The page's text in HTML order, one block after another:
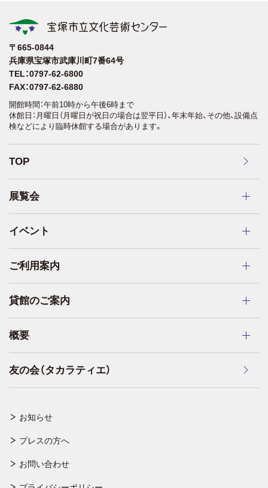
お知らせ
プレスの方へ
お問い合わせ
TOP
展覧会
イベント
ご利用案内
貸館のご案内
概要
友の会（タカラティエ）
〒665-0844
兵庫県宝塚市武庫川町7番64号
TEL：0797-62-6800
FAX：0797-62-6880
開館時間：午前10時から午後6時まで
休館日：月曜日（月曜日が祝日の場合は翌平日）、年末年始、その他、設備点
検などにより臨時休館する場合があります。